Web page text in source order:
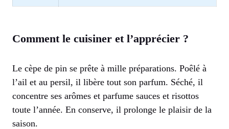
Comment le cuisiner et l’apprécier ?
Le cèpe de pin se prête à mille préparations. Poêlé à
l’ail et au persil, il libère tout son parfum. Séché, il
concentre ses arômes et parfume sauces et risottos
toute l’année. En conserve, il prolonge le plaisir de la
saison.